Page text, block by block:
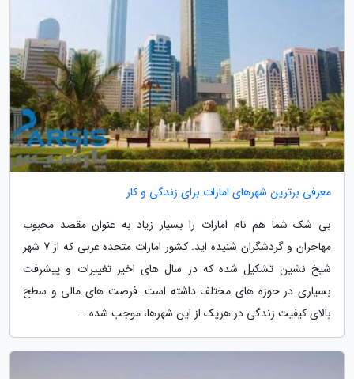
معرفی برترین شهرهای امارات برای زندگی و کار
بی شک شما هم نام امارات را بسیار زیاد به عنوان مقصد محبوب
مهاجران و گردشگران شنیده اید. کشور امارات متحده عربی که از 7 شهر
شیخ نشین تشکیل شده که در سال های اخیر تغییرات و پیشرفت
بسیاری در حوزه های مختلف داشته است. فرصت های مالی و سطح
بالای کیفیت زندگی در هریک از این شهرها، موجب شده...